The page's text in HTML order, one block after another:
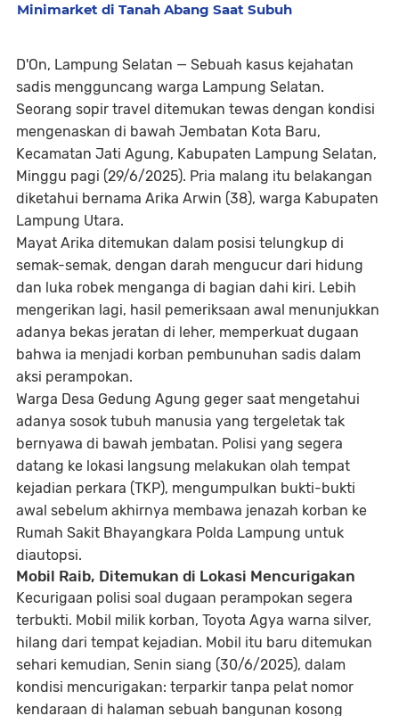
Minimarket di Tanah Abang Saat Subuh
D'On, Lampung Selatan — Sebuah kasus kejahatan
sadis mengguncang warga Lampung Selatan.
Seorang sopir travel ditemukan tewas dengan kondisi
mengenaskan di bawah Jembatan Kota Baru,
Kecamatan Jati Agung, Kabupaten Lampung Selatan,
Minggu pagi (29/6/2025). Pria malang itu belakangan
diketahui bernama Arika Arwin (38), warga Kabupaten
Lampung Utara.
Mayat Arika ditemukan dalam posisi telungkup di
semak-semak, dengan darah mengucur dari hidung
dan luka robek menganga di bagian dahi kiri. Lebih
mengerikan lagi, hasil pemeriksaan awal menunjukkan
adanya bekas jeratan di leher, memperkuat dugaan
bahwa ia menjadi korban pembunuhan sadis dalam
aksi perampokan.
Warga Desa Gedung Agung geger saat mengetahui
adanya sosok tubuh manusia yang tergeletak tak
bernyawa di bawah jembatan. Polisi yang segera
datang ke lokasi langsung melakukan olah tempat
kejadian perkara (TKP), mengumpulkan bukti-bukti
awal sebelum akhirnya membawa jenazah korban ke
Rumah Sakit Bhayangkara Polda Lampung untuk
diautopsi.
Mobil Raib, Ditemukan di Lokasi Mencurigakan
Kecurigaan polisi soal dugaan perampokan segera
terbukti. Mobil milik korban, Toyota Agya warna silver,
hilang dari tempat kejadian. Mobil itu baru ditemukan
sehari kemudian, Senin siang (30/6/2025), dalam
kondisi mencurigakan: terparkir tanpa pelat nomor
kendaraan di halaman sebuah bangunan kosong